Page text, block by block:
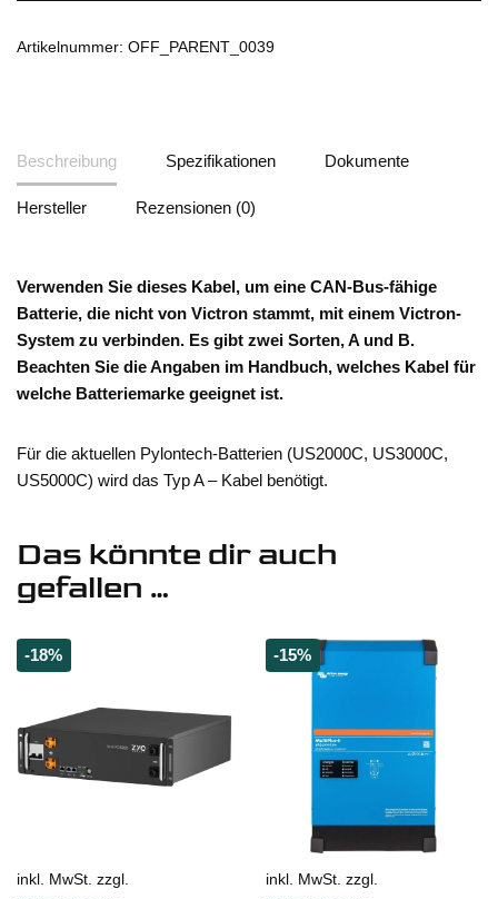
Artikelnummer: OFF_PARENT_0039
Beschreibung Spezifikationen Dokumente
Hersteller Rezensionen (0)
Verwenden Sie dieses Kabel, um eine CAN-Bus-fähige
Batterie, die nicht von Victron stammt, mit einem Victron-
System zu verbinden. Es gibt zwei Sorten, A und B.
Beachten Sie die Angaben im Handbuch, welches Kabel für
welche Batteriemarke geeignet ist.
Für die aktuellen Pylontech-Batterien (US2000C, US3000C,
US5000C) wird das Typ A – Kabel benötigt.
Das könnte dir auch
gefallen …
-18%
inkl. MwSt. zzgl.
-15%
inkl. MwSt. zzgl.